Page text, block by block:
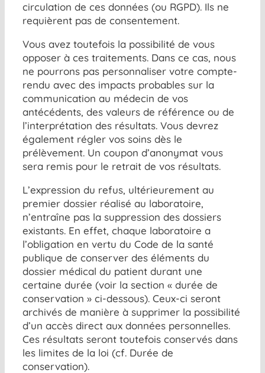
circulation de ces données (ou RGPD). Ils ne
requièrent pas de consentement.
Vous avez toutefois la possibilité de vous
opposer à ces traitements. Dans ce cas, nous
ne pourrons pas personnaliser votre compte-
rendu avec des impacts probables sur la
communication au médecin de vos
antécédents, des valeurs de référence ou de
l’interprétation des résultats. Vous devrez
également régler vos soins dès le
prélèvement. Un coupon d’anonymat vous
sera remis pour le retrait de vos résultats.
L’expression du refus, ultérieurement au
premier dossier réalisé au laboratoire,
n’entraîne pas la suppression des dossiers
existants. En effet, chaque laboratoire a
l’obligation en vertu du Code de la santé
publique de conserver des éléments du
dossier médical du patient durant une
certaine durée (voir la section « durée de
conservation » ci-dessous). Ceux-ci seront
archivés de manière à supprimer la possibilité
d’un accès direct aux données personnelles.
Ces résultats seront toutefois conservés dans
les limites de la loi (cf. Durée de
conservation).